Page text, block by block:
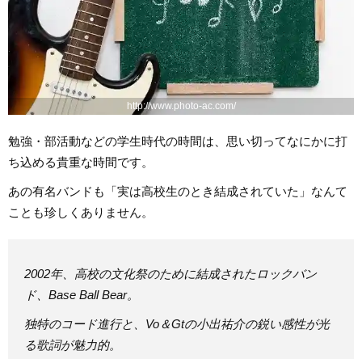
http://www.photo-ac.com/
勉強・部活動などの学生時代の時間は、思い切ってなにかに打
ち込める貴重な時間です。
あの有名バンドも「実は高校生のとき結成されていた」なんて
ことも珍しくありません。
2002年、高校の文化祭のために結成されたロックバン
ド、Base Ball Bear。
独特のコード進行と、Vo＆Gtの小出祐介の鋭い感性が光
る歌詞が魅力的。